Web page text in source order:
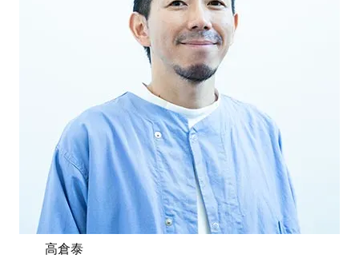
高倉泰